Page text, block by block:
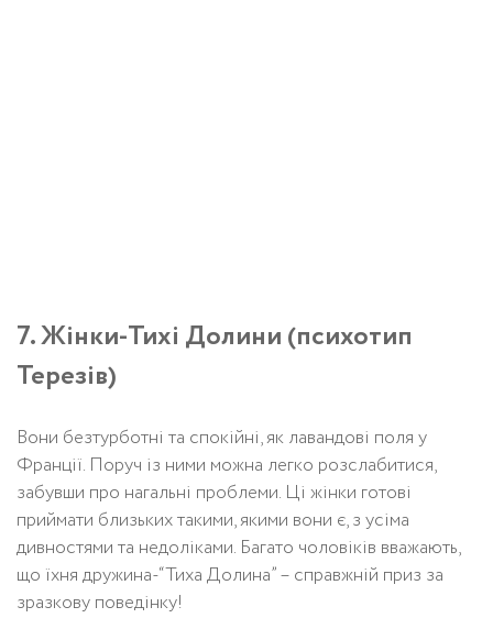
7. Жінки-Тихі Долини (психотип
Терезів)
Вони безтурботні та спокійні, як лавандові поля у
Франції. Поруч із ними можна легко розслабитися,
забувши про нагальні проблеми. Ці жінки готові
приймати близьких такими, якими вони є, з усіма
дивностями та недоліками. Багато чоловіків вважають,
що їхня дружина-“Тиха Долина” – справжній приз за
зразкову поведінку!